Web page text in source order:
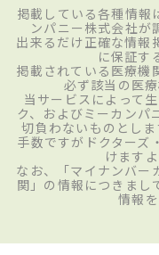
掲載している各種情報
ンパニー株式会社が
出来るだけ正確な情報
に保証す
掲載されている医療機
必ず該当の医
当サービスによって
ク、およびミーカンパ
切負わないものとし
手数ですがドクターズ
けます
なお、「マイナンバー
関」の情報につきまし
情報